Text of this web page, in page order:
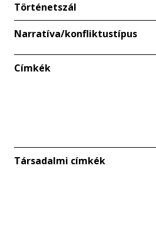
Történetszál
Narratíva/konfliktustípus
Címkék
Társadalmi címkék